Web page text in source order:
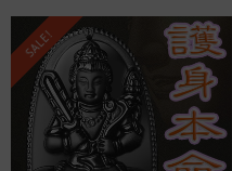
SALE!